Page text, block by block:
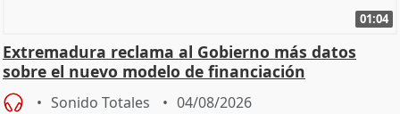
01:04
Extremadura reclama al Gobierno más datos
sobre el nuevo modelo de financiación
Sonido Totales 04/08/2026